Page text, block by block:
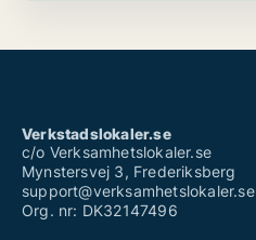
Verkstadslokaler.se
c/o Verksamhetslokaler.se
Mynstersvej 3, Frederiksberg
support@verksamhetslokaler.se
Org. nr: DK32147496